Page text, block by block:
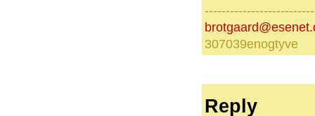
307039enogtyve
Reply